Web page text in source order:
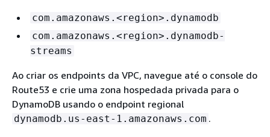
com.amazonaws.<region>.dynamodb
com.amazonaws.<region>.dynamodb-
streams
Ao criar os endpoints da VPC, navegue até o console do
Route53 e crie uma zona hospedada privada para o
DynamoDB usando o endpoint regional
dynamodb.us-east-1.amazonaws.com .